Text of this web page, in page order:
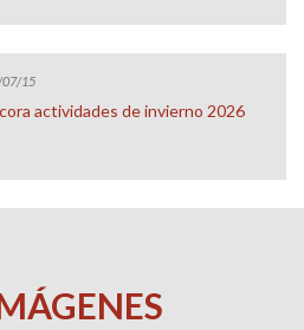
07/15
actividades de invierno 2026